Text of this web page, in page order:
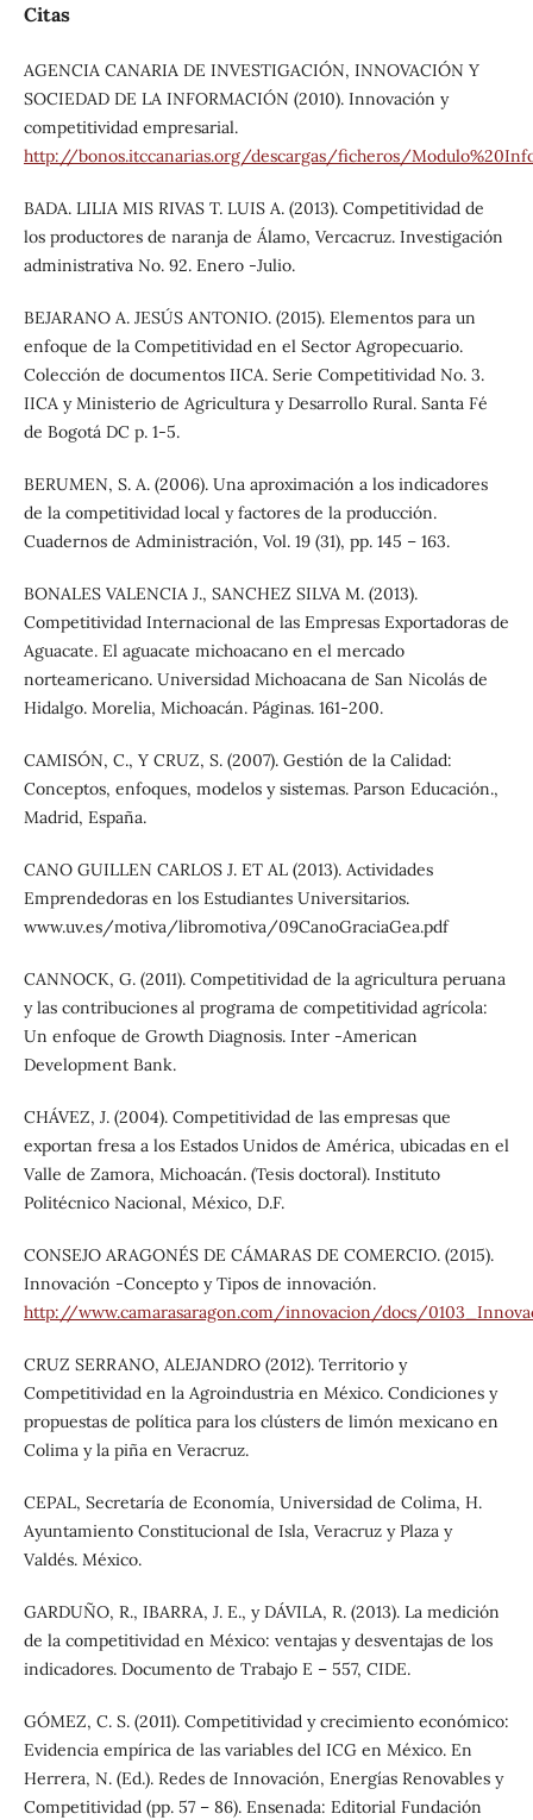
Citas
AGENCIA CANARIA DE INVESTIGACIÓN, INNOVACIÓN Y
SOCIEDAD DE LA INFORMACIÓN (2010). Innovación y
competitividad empresarial.
http://bonos.itccanarias.org/descargas/ficheros/
BADA. LILIA MIS RIVAS T. LUIS A. (2013). Competitividad de
los productores de naranja de Álamo, Vercacruz. Investigación
administrativa No. 92. Enero -Julio.
BEJARANO A. JESÚS ANTONIO. (2015). Elementos para un
enfoque de la Competitividad en el Sector Agropecuario.
Colección de documentos IICA. Serie Competitividad No. 3.
IICA y Ministerio de Agricultura y Desarrollo Rural. Santa Fé
de Bogotá DC p. 1-5.
BERUMEN, S. A. (2006). Una aproximación a los indicadores
de la competitividad local y factores de la producción.
Cuadernos de Administración, Vol. 19 (31), pp. 145 – 163.
BONALES VALENCIA J., SANCHEZ SILVA M. (2013).
Competitividad Internacional de las Empresas Exportadoras de
Aguacate. El aguacate michoacano en el mercado
norteamericano. Universidad Michoacana de San Nicolás de
Hidalgo. Morelia, Michoacán. Páginas. 161-200.
CAMISÓN, C., Y CRUZ, S. (2007). Gestión de la Calidad:
Conceptos, enfoques, modelos y sistemas. Parson Educación.,
Madrid, España.
CANO GUILLEN CARLOS J. ET AL (2013). Actividades
Emprendedoras en los Estudiantes Universitarios.
www.uv.es/motiva/libromotiva/09CanoGraciaGea.pdf
CANNOCK, G. (2011). Competitividad de la agricultura peruana
y las contribuciones al programa de competitividad agrícola:
Un enfoque de Growth Diagnosis. Inter -American
Development Bank.
CHÁVEZ, J. (2004). Competitividad de las empresas que
exportan fresa a los Estados Unidos de América, ubicadas en el
Valle de Zamora, Michoacán. (Tesis doctoral). Instituto
Politécnico Nacional, México, D.F.
CONSEJO ARAGONÉS DE CÁMARAS DE COMERCIO. (2015).
Innovación -Concepto y Tipos de innovación.
http://www.camarasaragon.com/innovacion/docs/
CRUZ SERRANO, ALEJANDRO (2012). Territorio y
Competitividad en la Agroindustria en México. Condiciones y
propuestas de política para los clústers de limón mexicano en
Colima y la piña en Veracruz.
CEPAL, Secretaría de Economía, Universidad de Colima, H.
Ayuntamiento Constitucional de Isla, Veracruz y Plaza y
Valdés. México.
GARDUÑO, R., IBARRA, J. E., y DÁVILA, R. (2013). La medición
de la competitividad en México: ventajas y desventajas de los
indicadores. Documento de Trabajo E – 557, CIDE.
GÓMEZ, C. S. (2011). Competitividad y crecimiento económico:
Evidencia empírica de las variables del ICG en México. En
Herrera, N. (Ed.). Redes de Innovación, Energías Renovables y
Competitividad (pp. 57 – 86). Ensenada: Editorial Fundación